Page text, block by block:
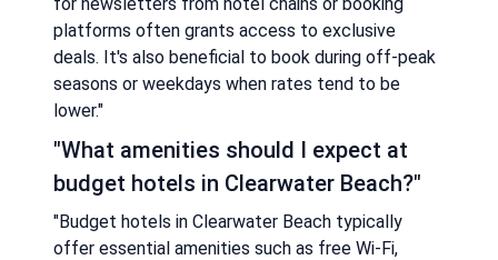
platforms often grants access to exclusive
deals. It's also beneficial to book during off-peak
seasons or weekdays when rates tend to be
lower."
"What amenities should I expect at
budget hotels in Clearwater Beach?"
"Budget hotels in Clearwater Beach typically
offer essential amenities such as free Wi-Fi,